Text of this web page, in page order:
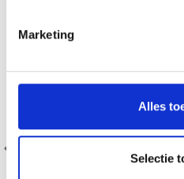
Marketing
Alles
Selectie